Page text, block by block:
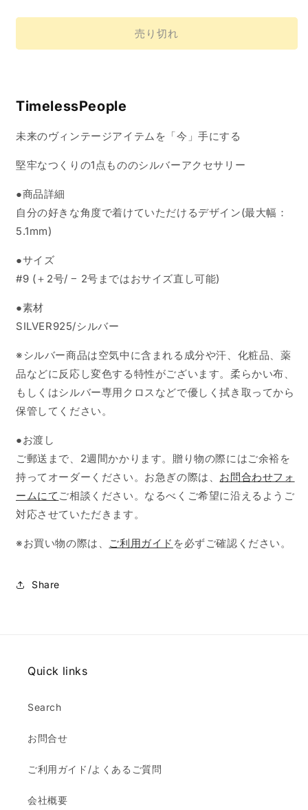
売り切れ
TimelessPeople
未来のヴィンテージアイテムを「今」手にする
堅牢なつくりの1点もののシルバーアクセサリー
●商品詳細
自分の好きな角度で着けていただけるデザイン(最大幅：
5.1mm)
●サイズ
#9 (＋2号/ − 2号 まではおサイズ直し可能)
●素材
SILVER925/シルバー
※シルバー商品は空気中に含まれる成分や汗、化粧品、薬
品などに反応し変色する特性がございます。柔らかい布、
もしくはシルバー専用クロスなどで優しく拭き取ってから
保管してください。
●お渡し
ご郵送まで、2週間かかります。贈り物の際にはご余裕を
持ってオーダーください。お急ぎの際は、 お問合わせフォ
ームにて ご相談ください。なるべくご希望に沿えるようご
対応させていただきます。
※お買い物の際は、 ご利用ガイド を必ずご確認ください。
Share
Quick links
Search
お問合せ
ご利用ガイド/よくあるご質問
会社概要